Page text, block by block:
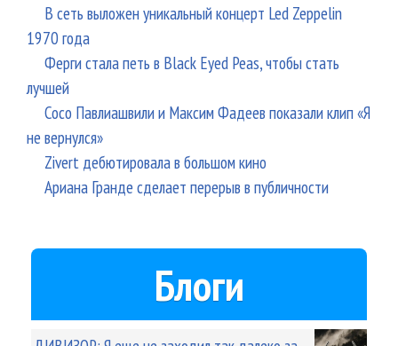
В сеть выложен уникальный концерт Led Zeppelin
1970 года
Ферги стала петь в Black Eyed Peas, чтобы стать
лучшей
Сосо Павлиашвили и Максим Фадеев показали клип «Я
не вернулся»
Zivert дебютировала в большом кино
Ариана Гранде сделает перерыв в публичности
Блоги